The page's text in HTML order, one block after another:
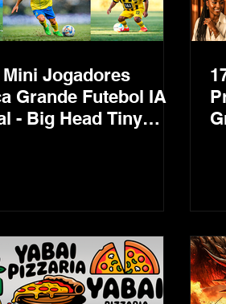
Mini Jogadores
Grande Futebol IA
- Big Head Tiny